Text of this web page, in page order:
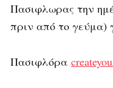
Πασιφλωρας την
πριν από το γεύμα)
Πασιφλόρα